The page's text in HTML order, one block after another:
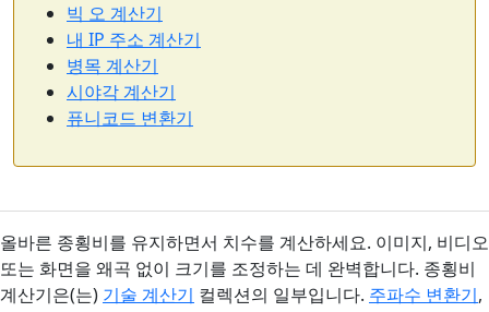
빅 오 계산기
내 IP 주소 계산기
병목 계산기
시야각 계산기
퓨니코드 변환기
올바른 종횡비를 유지하면서 치수를 계산하세요. 이미지, 비디오
또는 화면을 왜곡 없이 크기를 조정하는 데 완벽합니다. 종횡비
계산기은(는) 기술 계산기 컬렉션의 일부입니다. 주파수 변환기,